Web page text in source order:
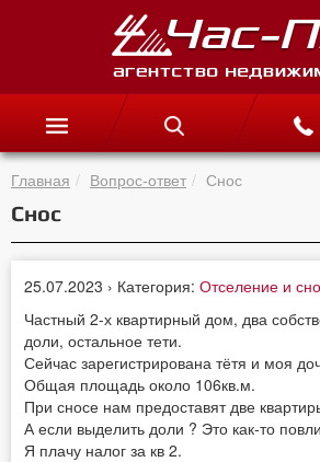
Главная Вопрос-ответ Снос
Снос
25.07.2023 › Категория:Отселение и
Частный 2-х квартирный дом, два
доли, остальное тети.
Сейчас зарегистрирована тётя и моя
Общая площадь около 106кв.м.
При сносе нам предоставят две
А если выделить доли ? Это как-то
Я плачу налог за кв 2.